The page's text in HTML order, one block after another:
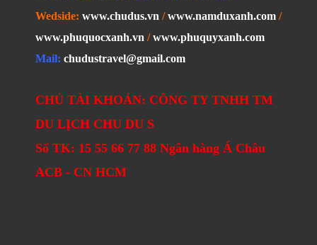
Wedside: www.chudus.vn /www.namduxanh.com /
www.phuquocxanh.vn /www.phuquyxanh.com
Mail: chudustravel@gmail.com
CHỦ TÀI KHOẢN: CÔNG TY TNHH TM
DU LỊCH CHU DU S
Số TK: 15 55 66 77 88 Ngân hàng Á Châu
ACB - CN HCM